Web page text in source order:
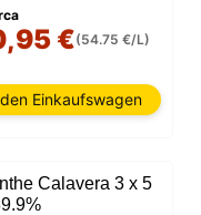
€(54.75 €/L)
Einkaufswagen
Calavera 3 x 5